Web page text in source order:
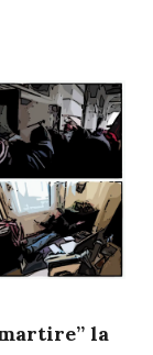
la